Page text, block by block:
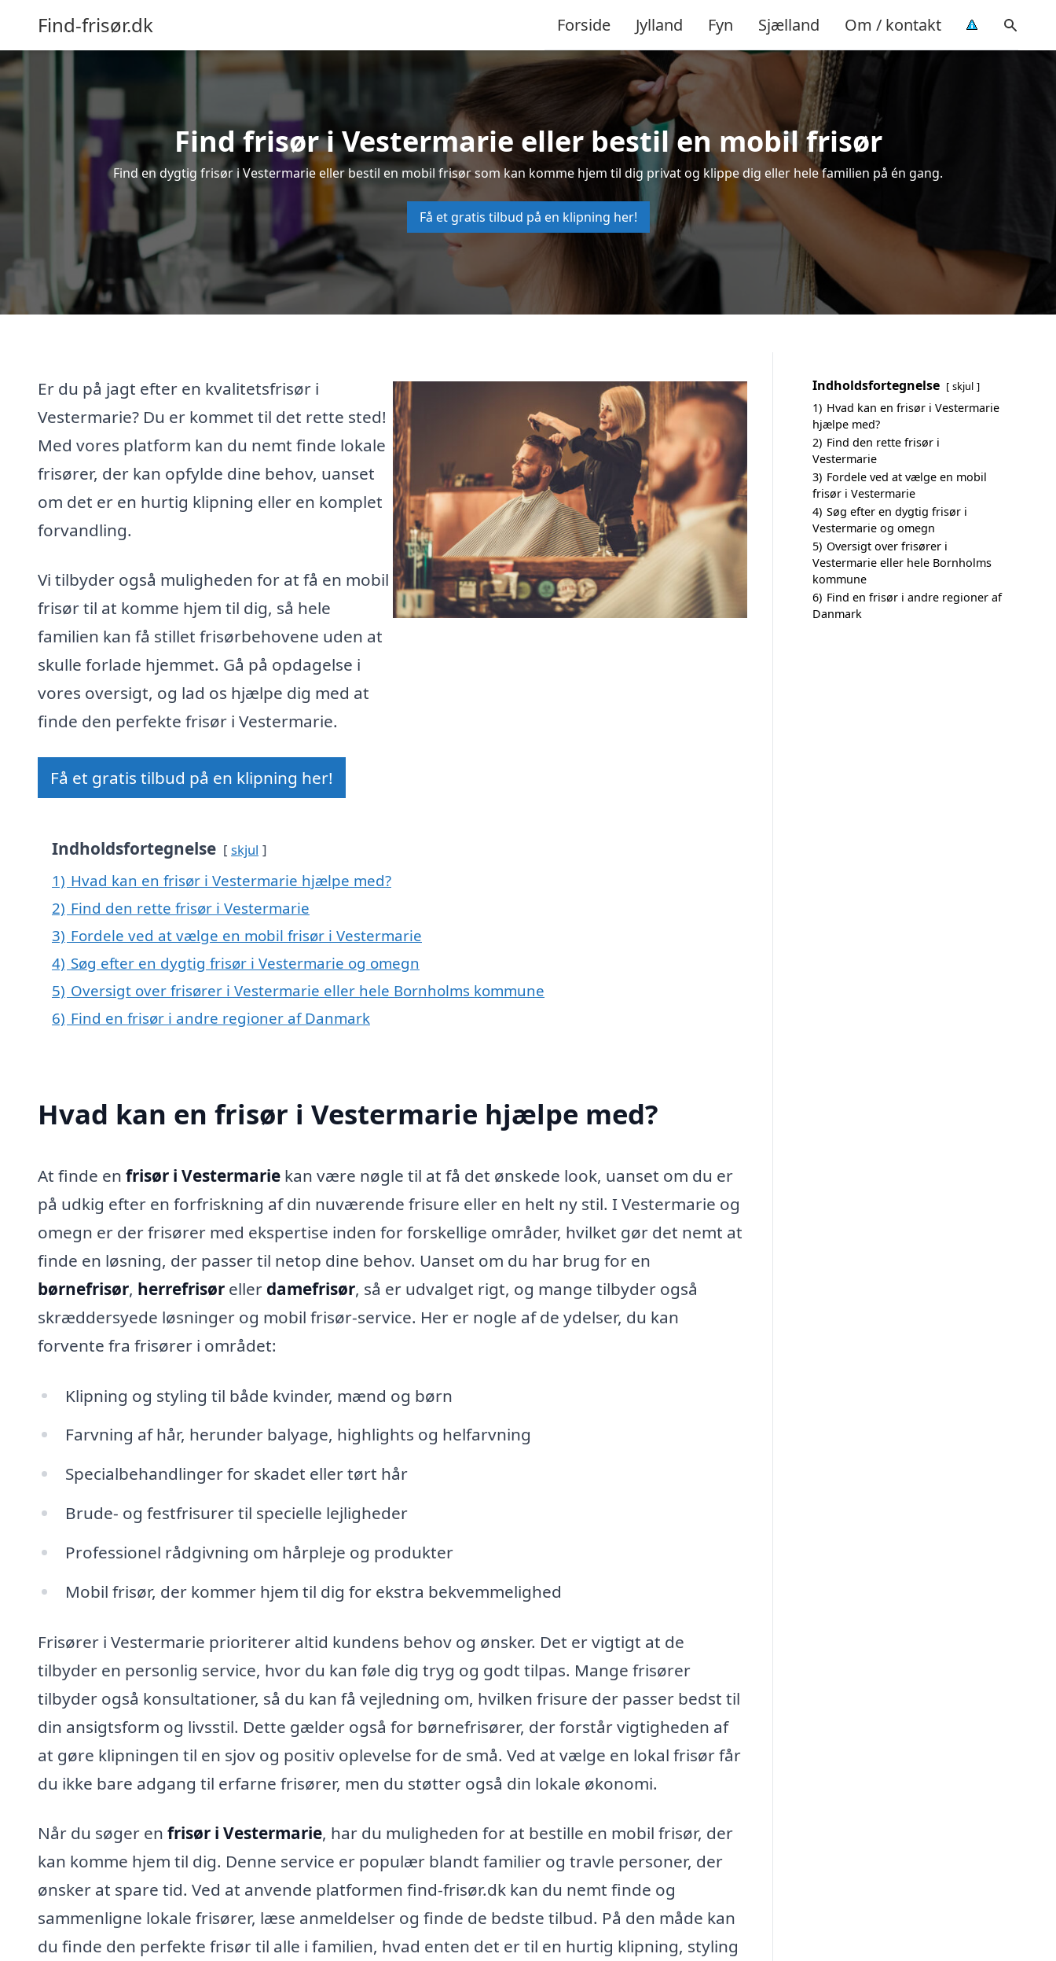
Find-frisør.dk Forside Jylland Fyn Sjælland Om / kontakt
Find frisør i Vestermarie eller bestil en mobil frisør
Find en dygtig frisør i Vestermarie eller bestil en mobil frisør som kan komme hjem til dig privat og klippe dig eller hele familien på én gang.
Få et gratis tilbud på en klipning her!
Er du på jagt efter en kvalitetsfrisør i
Vestermarie? Du er kommet til det rette sted!
Med vores platform kan du nemt finde lokale
frisører, der kan opfylde dine behov, uanset
om det er en hurtig klipning eller en komplet
forvandling.
Vi tilbyder også muligheden for at få en mobil
frisør til at komme hjem til dig, så hele
familien kan få stillet frisørbehovene uden at
skulle forlade hjemmet. Gå på opdagelse i
vores oversigt, og lad os hjælpe dig med at
finde den perfekte frisør i Vestermarie.
Få et gratis tilbud på en klipning her!
Indholdsfortegnelse skjul
1) Hvad kan en frisør i Vestermarie hjælpe med?
2) Find den rette frisør i Vestermarie
3) Fordele ved at vælge en mobil frisør i Vestermarie
4) Søg efter en dygtig frisør i Vestermarie og omegn
5) Oversigt over frisører i Vestermarie eller hele Bornholms kommune
6) Find en frisør i andre regioner af Danmark
Hvad kan en frisør i Vestermarie hjælpe med?
At finde en frisør i Vestermarie kan være nøgle til at få det ønskede look, uanset om du er
på udkig efter en forfriskning af din nuværende frisure eller en helt ny stil. I Vestermarie og
omegn er der frisører med ekspertise inden for forskellige områder, hvilket gør det nemt at
finde en løsning, der passer til netop dine behov. Uanset om du har brug for en
børnefrisør, herrefrisør eller damefrisør, så er udvalget rigt, og mange tilbyder også
skræddersyede løsninger og mobil frisør-service. Her er nogle af de ydelser, du kan
forvente fra frisører i området:
Klipning og styling til både kvinder, mænd og børn
Farvning af hår, herunder balyage, highlights og helfarvning
Specialbehandlinger for skadet eller tørt hår
Brude- og festfrisurer til specielle lejligheder
Professionel rådgivning om hårpleje og produkter
Mobil frisør, der kommer hjem til dig for ekstra bekvemmelighed
Frisører i Vestermarie prioriterer altid kundens behov og ønsker. Det er vigtigt at de
tilbyder en personlig service, hvor du kan føle dig tryg og godt tilpas. Mange frisører
tilbyder også konsultationer, så du kan få vejledning om, hvilken frisure der passer bedst til
din ansigtsform og livsstil. Dette gælder også for børnefrisører, der forstår vigtigheden af
at gøre klipningen til en sjov og positiv oplevelse for de små. Ved at vælge en lokal frisør får
du ikke bare adgang til erfarne frisører, men du støtter også din lokale økonomi.
Når du søger en frisør i Vestermarie, har du muligheden for at bestille en mobil frisør, der
kan komme hjem til dig. Denne service er populær blandt familier og travle personer, der
ønsker at spare tid. Ved at anvende platformen find-frisør.dk kan du nemt finde og
sammenligne lokale frisører, læse anmeldelser og finde de bedste tilbud. På den måde kan
du finde den perfekte frisør til alle i familien, hvad enten det er til en hurtig klipning, styling
Indholdsfortegnelse skjul
1) Hvad kan en frisør i Vestermarie
hjælpe med?
2) Find den rette frisør i
Vestermarie
3) Fordele ved at vælge en mobil
frisør i Vestermarie
4) Søg efter en dygtig frisør i
Vestermarie og omegn
5) Oversigt over frisører i
Vestermarie eller hele Bornholms
kommune
6) Find en frisør i andre regioner af
Danmark